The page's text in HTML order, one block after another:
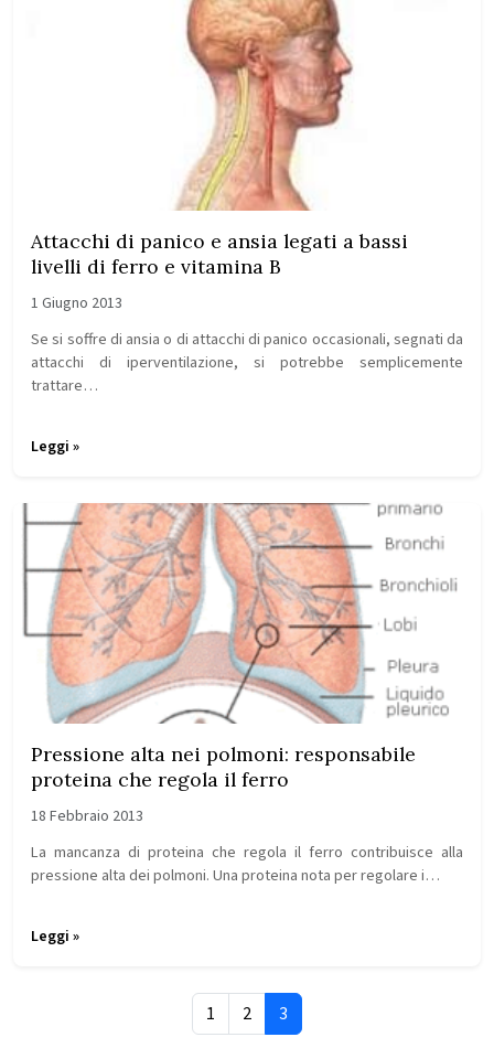
Attacchi di panico e ansia legati a bassi
livelli di ferro e vitamina B
1 Giugno 2013
Se si soffre di ansia o di attacchi di panico occasionali, segnati da
attacchi di iperventilazione, si potrebbe semplicemente
trattare…
Leggi »
Pressione alta nei polmoni: responsabile
proteina che regola il ferro
18 Febbraio 2013
La mancanza di proteina che regola il ferro contribuisce alla
pressione alta dei polmoni. Una proteina nota per regolare i…
Leggi »
Page
1 Page
2 Current Page
3